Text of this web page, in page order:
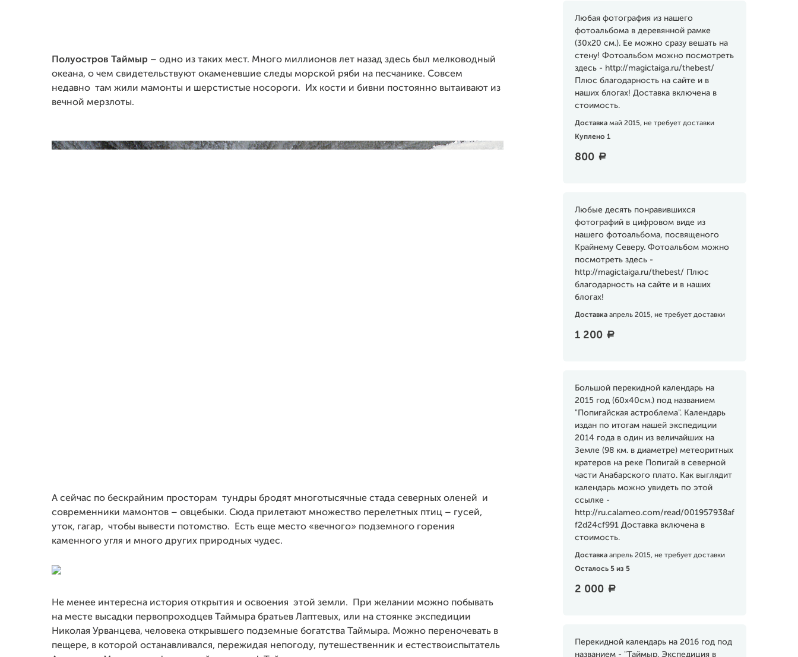
Любая фотография из нашего
фотоальбома в деревянной рамке
(30х20 см.). Ее можно сразу вешать на
стену! Фотоальбом можно посмотреть
здесь - http://magictaiga.ru/thebest/
Плюс благодарность на сайте и в
наших блогах! Доставка включена в
стоимость.
Доставка май 2015, не требует доставки
Куплено 1
800 a
Любые десять понравившихся
фотографий в цифровом виде из
нашего фотоальбома, посвященого
Крайнему Северу. Фотоальбом можно
посмотреть здесь -
http://magictaiga.ru/thebest/ Плюс
благодарность на сайте и в наших
блогах!
Доставка апрель 2015, не требует доставки
1 200 a
Большой перекидной календарь на
2015 год (60х40см.) под названием
"Попигайская астроблема". Календарь
издан по итогам нашей экспедиции
2014 года в один из величайших на
Земле (98 км. в диаметре) метеоритных
кратеров на реке Попигай в северной
части Анабарского плато. Как выглядит
календарь можно увидеть по этой
ссылке -
http://ru.calameo.com/read/001957938af
f2d24cf991 Доставка включена в
стоимость.
Доставка апрель 2015, не требует доставки
Осталось 5 из 5
2 000 a
Перекидной календарь на 2016 год под
названием - "Таймыр. Экспедиция в
Полуостров Таймыр – одно из таких мест. Много миллионов лет назад здесь был мелководный
океана, о чем свидетельствуют окаменевшие следы морской ряби на песчанике. Совсем
недавно там жили мамонты и шерстистые носороги. Их кости и бивни постоянно вытаивают из
вечной мерзлоты.
А сейчас по бескрайним просторам тундры бродят многотысячные стада северных оленей и
современники мамонтов – овцебыки. Сюда прилетают множество перелетных птиц – гусей,
уток, гагар, чтобы вывести потомство. Есть еще место «вечного» подземного горения
каменного угля и много других природных чудес.
Не менее интересна история открытия и освоения этой земли. При желании можно побывать
на месте высадки первопроходцев Таймыра братьев Лаптевых, или на стоянке экспедиции
Николая Урванцева, человека открывшего подземные богатства Таймыра. Можно переночевать в
пещере, в которой останавливался, пережидая непогоду, путешественник и естествоиспытатель